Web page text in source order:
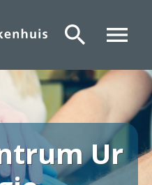
menu
search
Ur